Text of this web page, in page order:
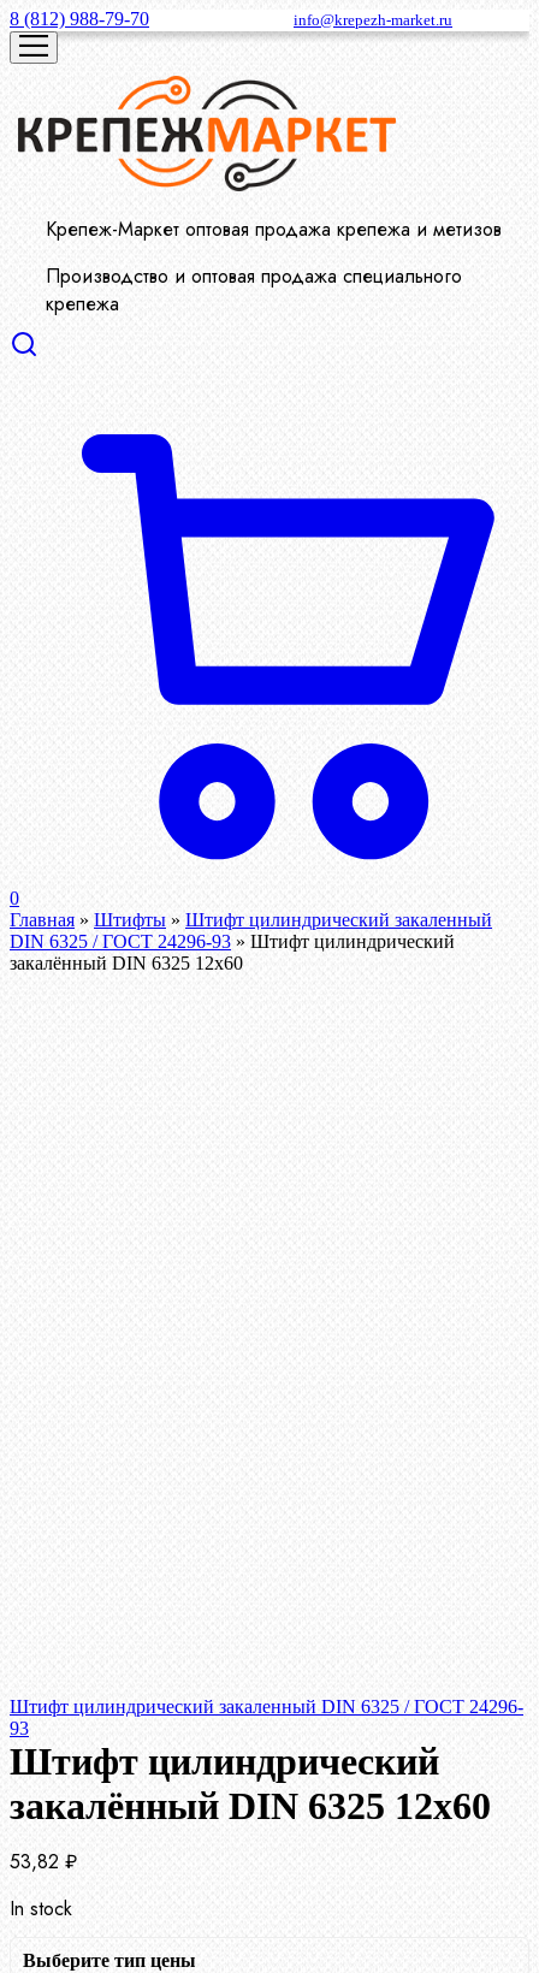
8 (812) 988-79-70 info@krepezh-market.ru
Крепеж-Маркет оптовая продажа крепежа и метизов
Производство и оптовая продажа специального
крепежа
0
Главная » Штифты » Штифт цилиндрический закаленный
DIN 6325 / ГОСТ 24296-93 » Штифт цилиндрический
закалённый DIN 6325 12х60
Штифт цилиндрический закаленный DIN 6325 / ГОСТ 24296-
93
Штифт цилиндрический
закалённый DIN 6325 12х60
53,82 ₽
In stock
Выберите тип цены